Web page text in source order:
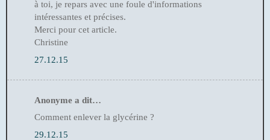
à toi, je repars avec une foule d'informations
intéressantes et précises.
Merci pour cet article.
Christine
27.12.15
Anonyme a dit…
Comment enlever la glycérine ?
29.12.15